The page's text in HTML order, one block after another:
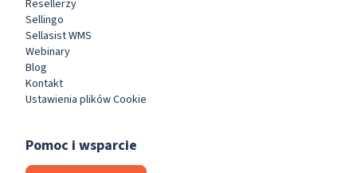
Resellerzy
Sellingo
Sellasist WMS
Webinary
Blog
Kontakt
Ustawienia plików Cookie
Pomoc i wsparcie